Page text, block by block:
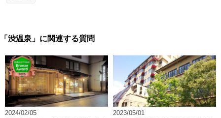
「渋温泉」に関連する質問
2024/02/05
2023/05/01